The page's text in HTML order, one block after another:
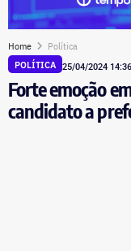
Home Política
POLÍTICA 25/04/2024 14:36
Forte emoção
candidato a